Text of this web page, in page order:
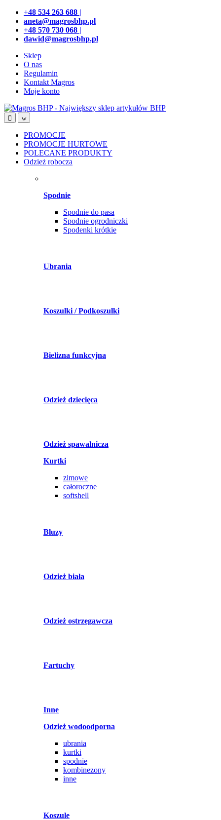
Przejdź
nawigacji
Przeskocz
treści
+48 534 263 688 |
aneta@magrosbhp.pl
+48 570 730 068 |
dawid@magrosbhp.pl
Sklep
O nas
Regulamin
Kontakt Magros
Moje konto
PROMOCJE
PROMOCJE HURTOWE
POLECANE PRODUKTY
Odzież robocza
Spodnie
Spodnie do pasa
Spodnie ogrodniczki
Spodenki krótkie
Ubrania
Koszulki / Podkoszulki
Bielizna funkcyjna
Odzież dziecięca
Odzież spawalnicza
Kurtki
zimowe
całoroczne
softshell
Bluzy
Odzież biała
Odzież ostrzegawcza
Fartuchy
Inne
Odzież wodoodporna
ubrania
kurtki
spodnie
kombinezony
inne
Koszule